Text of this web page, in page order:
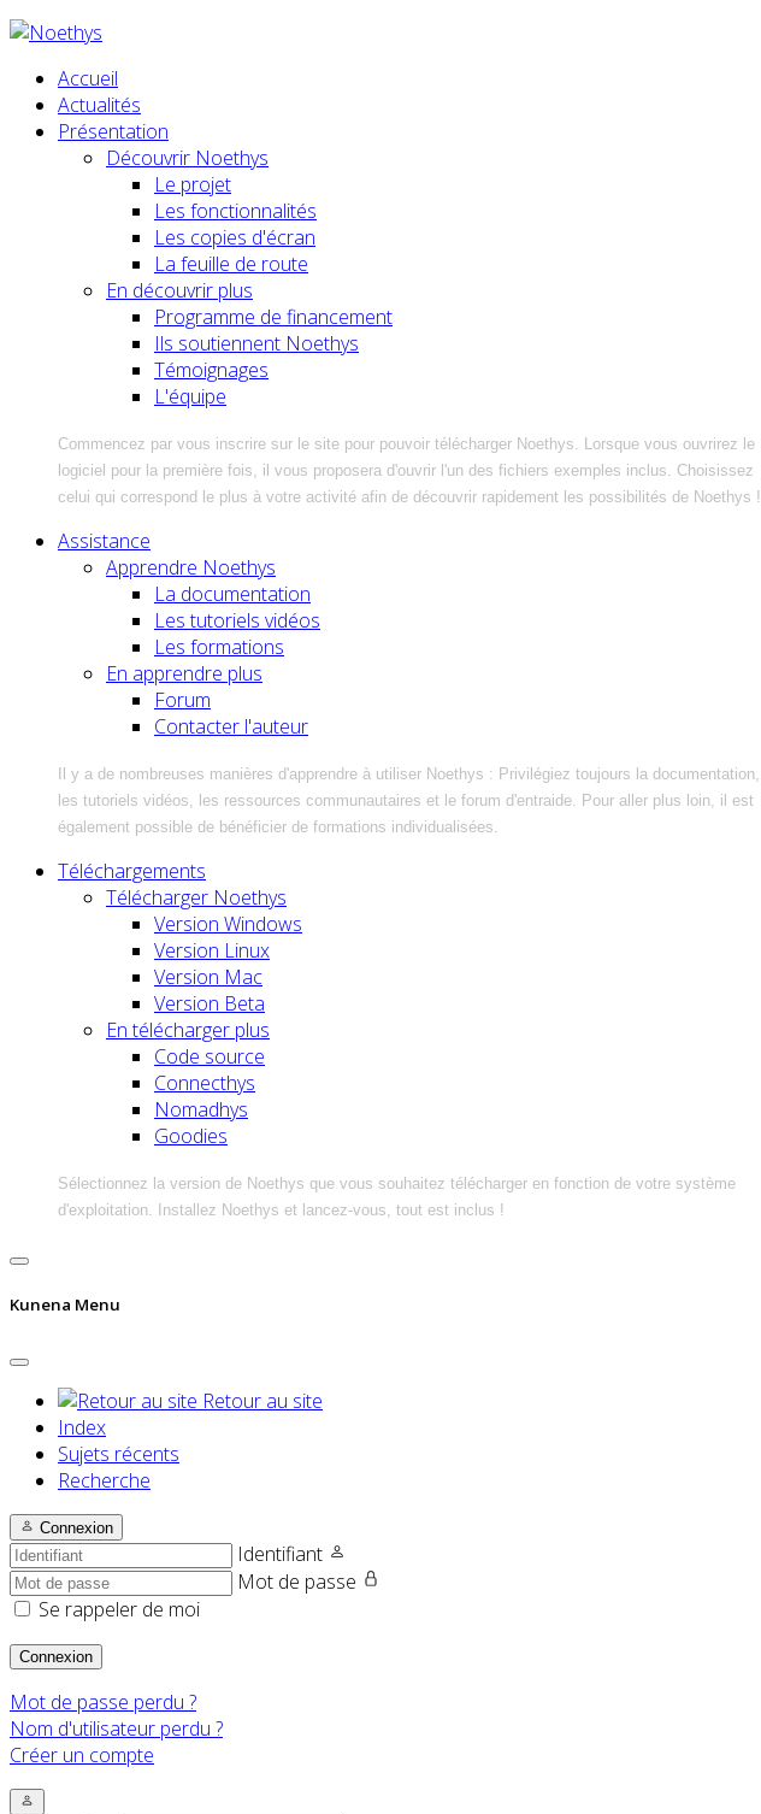
Accueil
Actualités
Présentation
Découvrir Noethys
Le projet
Les fonctionnalités
Les copies d'écran
La feuille de route
En découvrir plus
Programme de financement
Ils soutiennent Noethys
Témoignages
L'équipe
Commencez par vous inscrire sur le site pour pouvoir télécharger Noethys. Lorsque vous ouvrirez le
logiciel pour la première fois, il vous proposera d'ouvrir l'un des fichiers exemples inclus. Choisissez
celui qui correspond le plus à votre activité afin de découvrir rapidement les possibilités de Noethys !
Assistance
Apprendre Noethys
La documentation
Les tutoriels vidéos
Les formations
En apprendre plus
Forum
Contacter l'auteur
Il y a de nombreuses manières d'apprendre à utiliser Noethys : Privilégiez toujours la documentation,
les tutoriels vidéos, les ressources communautaires et le forum d'entraide. Pour aller plus loin, il est
également possible de bénéficier de formations individualisées.
Téléchargements
Télécharger Noethys
Version Windows
Version Linux
Version Mac
Version Beta
En télécharger plus
Code source
Connecthys
Nomadhys
Goodies
Sélectionnez la version de Noethys que vous souhaitez télécharger en fonction de votre système
d'exploitation. Installez Noethys et lancez-vous, tout est inclus !
Kunena Menu
Retour au site
Index
Sujets récents
Recherche
Connexion
Identifiant
Mot de passe
Se rappeler de moi
Connexion
Mot de passe perdu ?
Nom d'utilisateur perdu ?
Créer un compte